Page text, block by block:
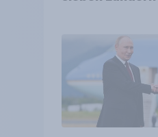
Bedrohungen
bewerten